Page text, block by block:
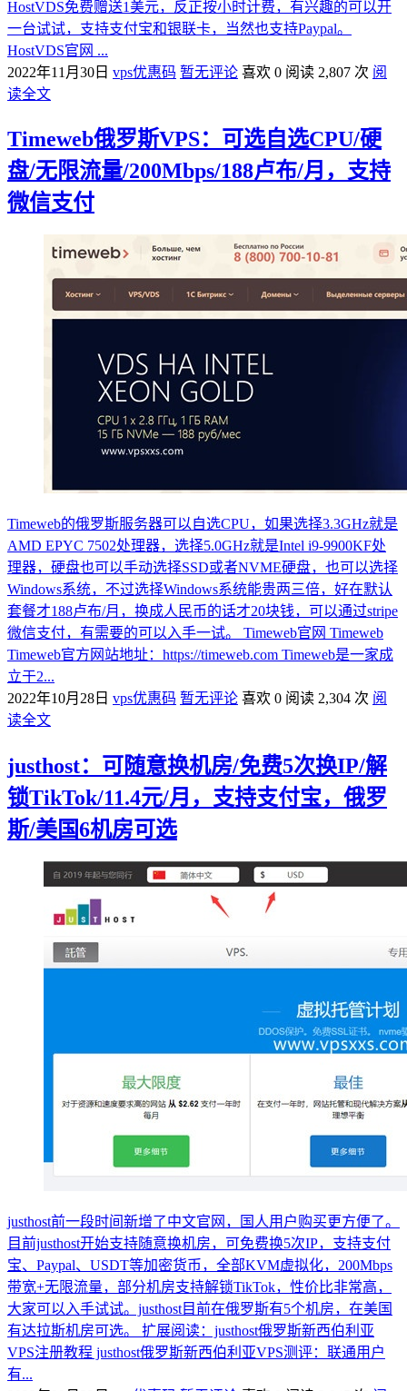
HostVDS免费赠送1美元，反正按小时计费，有兴趣的可以开
一台试试，支持支付宝和银联卡，当然也支持Paypal。
HostVDS官网 ...
2022年11月30日 vps优惠码 暂无评论 喜欢 0 阅读 2,807 次 阅
读全文
Timeweb俄罗斯VPS：可选自选CPU/硬
盘/无限流量/200Mbps/188卢布/月，支持
微信支付
Timeweb的俄罗斯服务器可以自选CPU，如果选择3.3GHz就是
AMD EPYC 7502处理器，选择5.0GHz就是Intel i9-9900KF处
理器，硬盘也可以手动选择SSD或者NVME硬盘，也可以选择
Windows系统，不过选择Windows系统能贵两三倍，好在默认
套餐才188卢布/月，换成人民币的话才20块钱，可以通过stripe
微信支付，有需要的可以入手一试。 Timeweb官网 Timeweb
Timeweb官方网站地址：https://timeweb.com Timeweb是一家成
立于2...
2022年10月28日 vps优惠码 暂无评论 喜欢 0 阅读 2,304 次 阅
读全文
justhost：可随意换机房/免费5次换IP/解
锁TikTok/11.4元/月，支持支付宝，俄罗
斯/美国6机房可选
justhost前一段时间新增了中文官网，国人用户购买更方便了。
目前justhost开始支持随意换机房，可免费换5次IP，支持支付
宝、Paypal、USDT等加密货币，全部KVM虚拟化，200Mbps
带宽+无限流量，部分机房支持解锁TikTok，性价比非常高，
大家可以入手试试。justhost目前在俄罗斯有5个机房，在美国
有达拉斯机房可选。 扩展阅读：justhost俄罗斯新西伯利亚
VPS注册教程 justhost俄罗斯新西伯利亚VPS测评：联通用户
有...